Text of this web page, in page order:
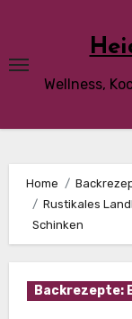
content
Wellness,
Home
Rustikales
Schinken
Backrezepte: